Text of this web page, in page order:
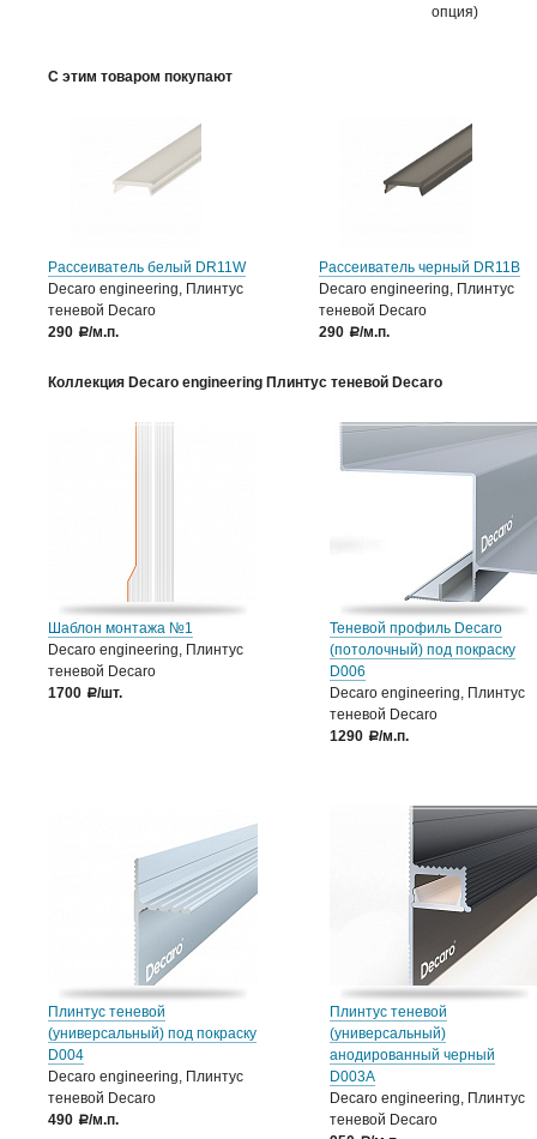
опция)
С этим товаром покупают
Рассеиватель белый DR11W
Decaro engineering, Плинтус
теневой Decaro
290
a/м.п.
Рассеиватель черный DR11B
Decaro engineering, Плинтус
теневой Decaro
290
a/м.п.
Коллекция Decaro engineering Плинтус теневой Decaro
Шаблон монтажа №1
Decaro engineering, Плинтус
теневой Decaro
1700
a/шт.
Теневой профиль Decaro
(потолочный) под покраску
D006
Decaro engineering, Плинтус
теневой Decaro
1290
a/м.п.
Плинтус теневой
(универсальный) под покраску
D004
Decaro engineering, Плинтус
теневой Decaro
490
a/м.п.
Плинтус теневой
(универсальный)
анодированный черный
D003А
Decaro engineering, Плинтус
теневой Decaro